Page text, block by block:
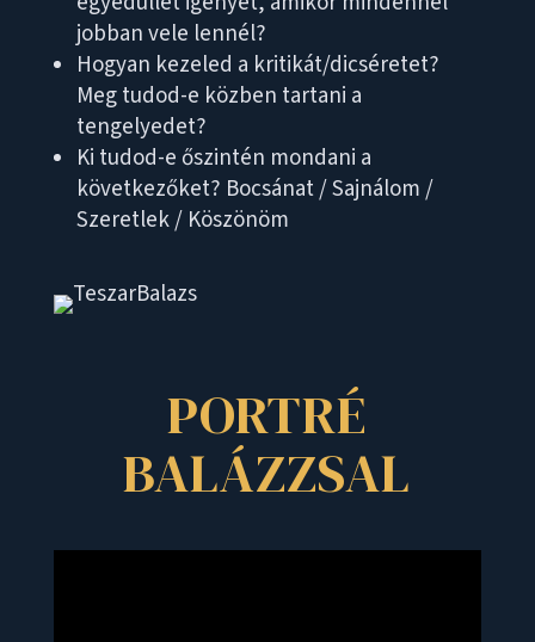
jobban vele lennél?
Hogyan kezeled a kritikát/dicséretet?
Meg tudod-e közben tartani a
tengelyedet?
Ki tudod-e őszintén mondani a
következőket? Bocsánat / Sajnálom /
Szeretlek / Köszönöm
PORTRÉ
BALÁZZSAL